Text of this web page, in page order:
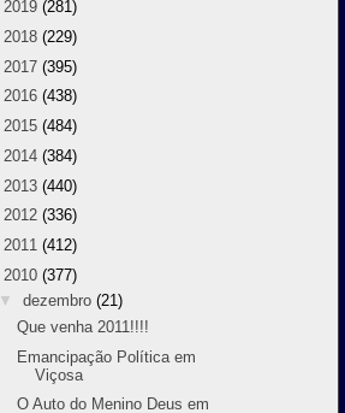
2019 (281)
2018 (229)
2017 (395)
2016 (438)
2015 (484)
2014 (384)
2013 (440)
2012 (336)
2011 (412)
2010 (377)
▼ dezembro (21)
Que venha 2011!!!!
Emancipação Política em
Viçosa
O Auto do Menino Deus em